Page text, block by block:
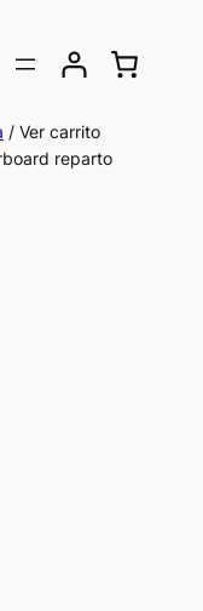
/ Ver carrito
reparto